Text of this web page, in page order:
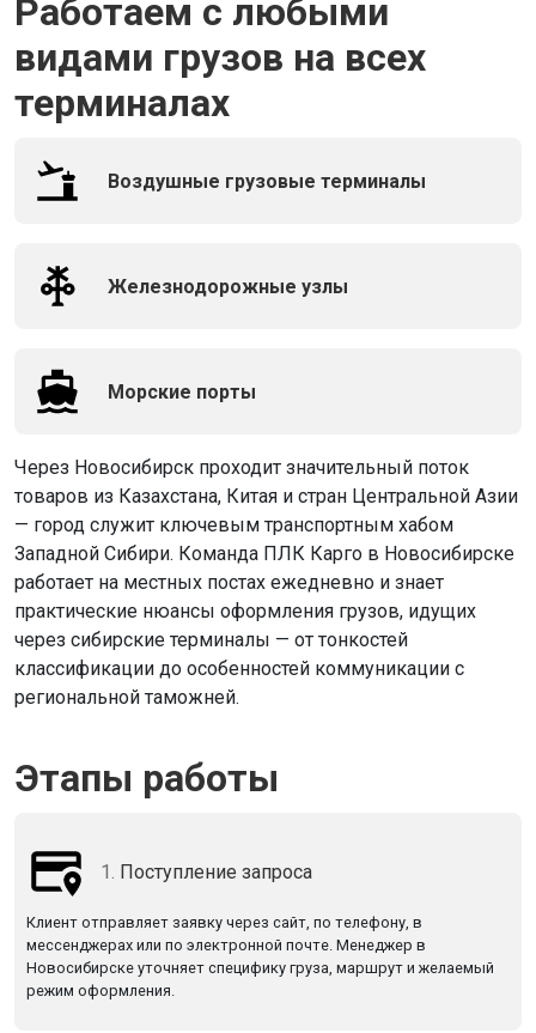
Работаем с любыми
видами грузов на всех
терминалах
Воздушные грузовые терминалы
Железнодорожные узлы
Морские порты
Через Новосибирск проходит значительный поток
товаров из Казахстана, Китая и стран Центральной Азии
— город служит ключевым транспортным хабом
Западной Сибири. Команда ПЛК Карго в Новосибирске
работает на местных постах ежедневно и знает
практические нюансы оформления грузов, идущих
через сибирские терминалы — от тонкостей
классификации до особенностей коммуникации с
региональной таможней.
Этапы работы
1. Поступление запроса
Клиент отправляет заявку через сайт, по телефону, в
мессенджерах или по электронной почте. Менеджер в
Новосибирске уточняет специфику груза, маршрут и желаемый
режим оформления.